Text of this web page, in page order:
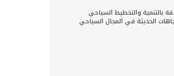
بالتنمية والتخطيط السياحي
الحديثة في المجال السياحي